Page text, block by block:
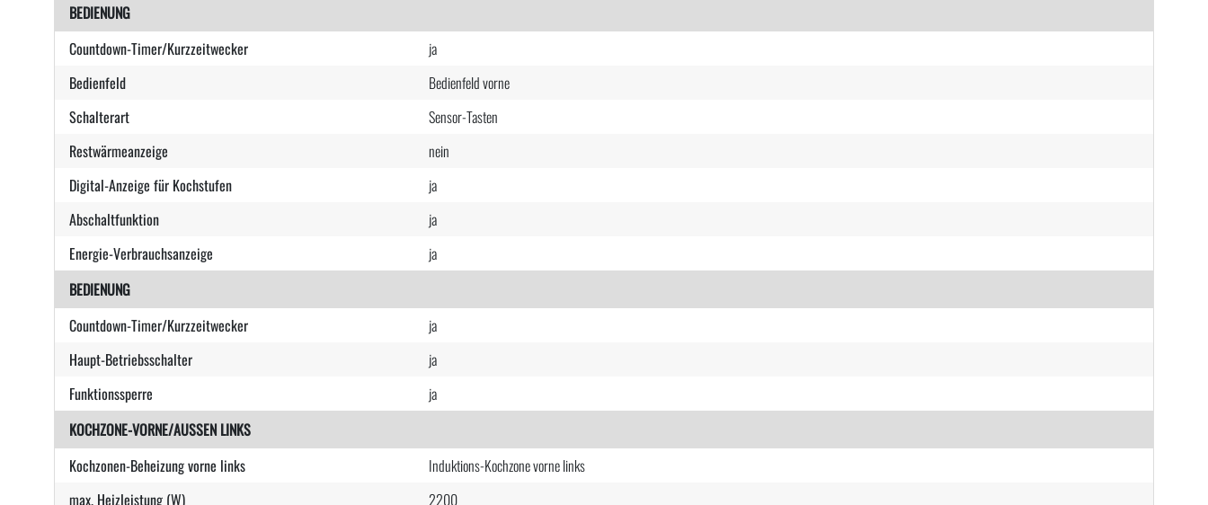
BEDIENUNG
Countdown-Timer/Kurzzeitwecker
ja
Bedienfeld
Bedienfeld vorne
Schalterart
Sensor-Tasten
Restwärmeanzeige
nein
Digital-Anzeige für Kochstufen
ja
Abschaltfunktion
ja
Energie-Verbrauchsanzeige
ja
BEDIENUNG
Countdown-Timer/Kurzzeitwecker
ja
Haupt-Betriebsschalter
ja
Funktionssperre
ja
KOCHZONE-VORNE/AUSSEN LINKS
Kochzonen-Beheizung vorne links
Induktions-Kochzone vorne links
max. Heizleistung (W)
2200